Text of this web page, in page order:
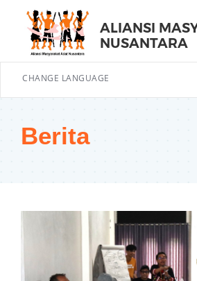
ALIANSI
NUSANTARA
CHANGE LANGUAGE
Berita